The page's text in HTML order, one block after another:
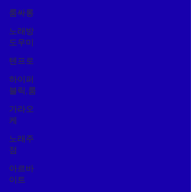
룸싸롱
노래방
도우미
텐프로
하이퍼
블릭,룸
가라오
케
노래주
점
아르바
이트